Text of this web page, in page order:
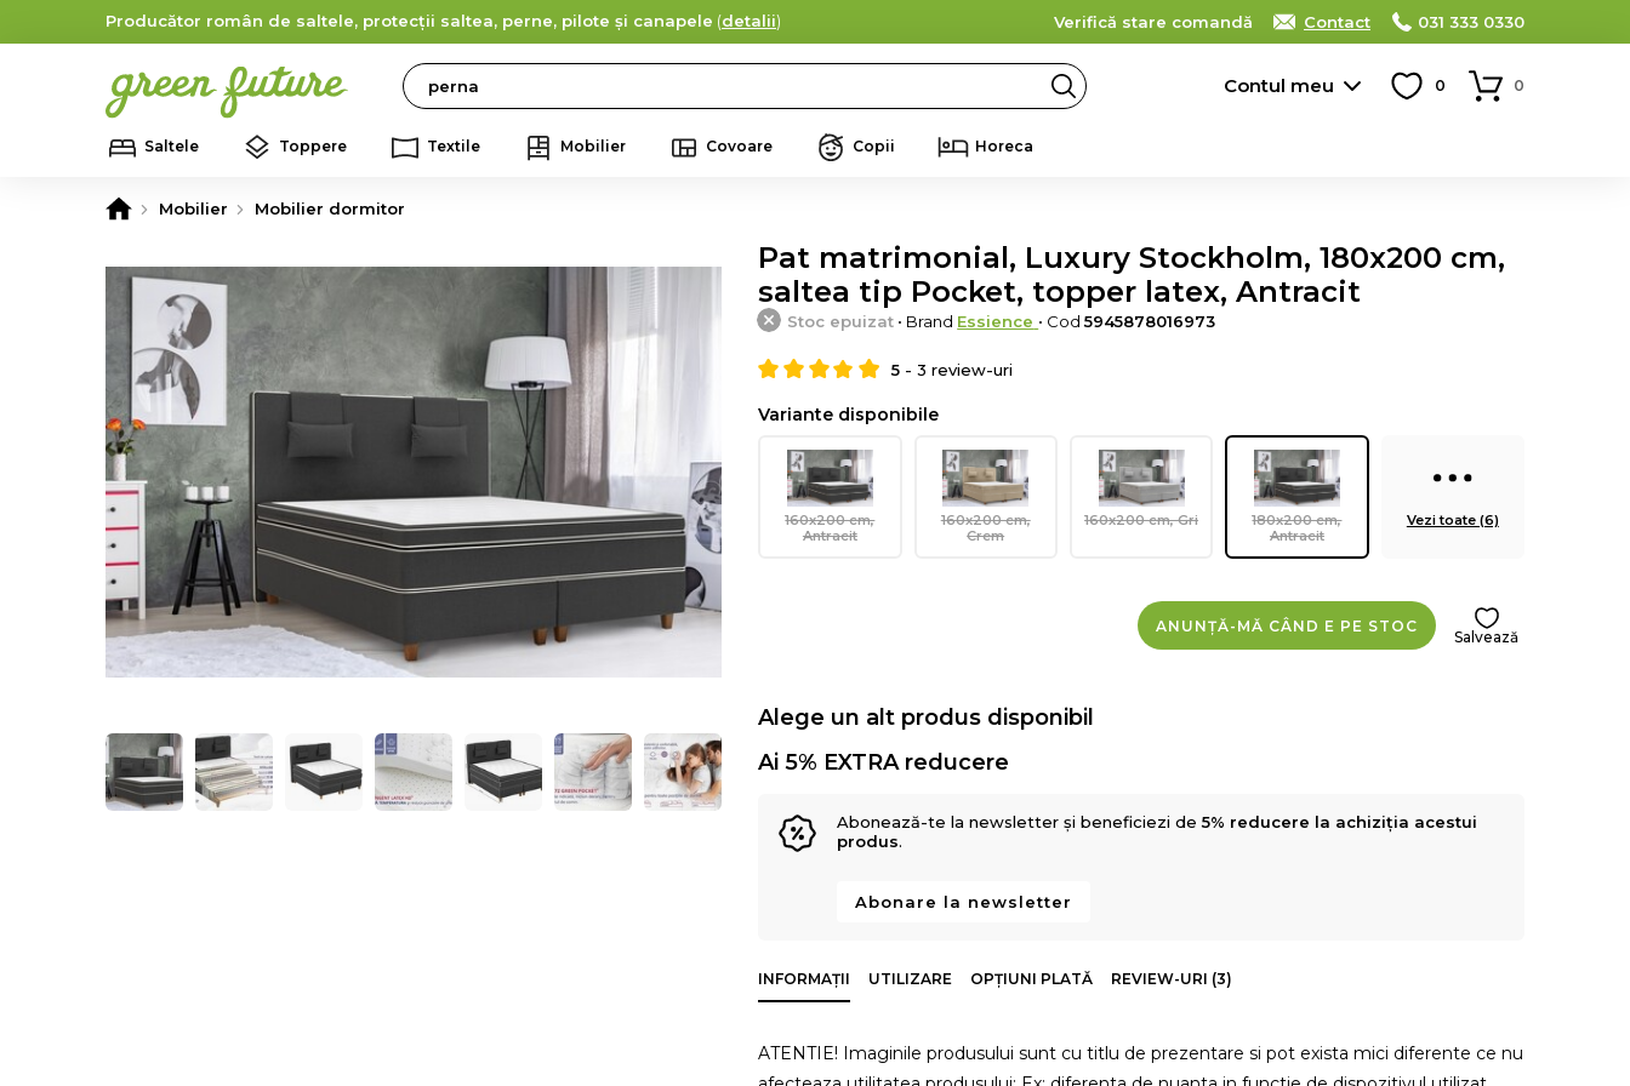
Producător român de saltele, protecții saltea, perne, pilote și canapele (detalii) Verifică stare comandă Contact 031 333 0330
Search Contul meu 0 0
Saltele Toppere Textile Mobilier Covoare Copii Horeca
Mobilier Mobilier dormitor
Pat matrimonial, Luxury Stockholm, 180x200 cm,
saltea tip Pocket, topper latex, Antracit
Stoc epuizat • Brand Essience • Cod5945878016973
5 -3 review-uri
Variante disponibile
160x200 cm,
Antracit
160x200 cm,
Crem
160x200 cm, Gri
180x200 cm,
Antracit
Vezi toate (6)
ANUNȚĂ-MĂ CÂND E PE STOC
Salvează
Alege un alt produs disponibil
Ai 5% EXTRA reducere
Abonează-te la newsletter și beneficiezi de5% reducere la achiziția acestui
produs.
Abonare la newsletter
INFORMAȚII UTILIZARE OPȚIUNI PLATĂ REVIEW-URI (3)
ATENTIE! Imaginile produsului sunt cu titlu de prezentare si pot exista mici diferente ce nu